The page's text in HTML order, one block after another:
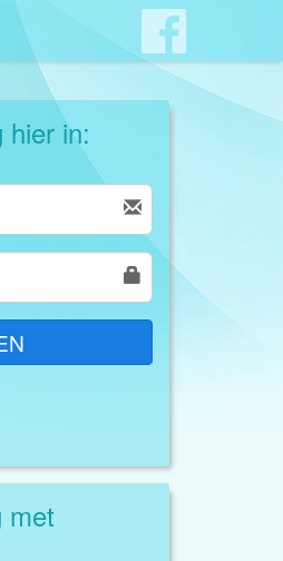
hier in:
met